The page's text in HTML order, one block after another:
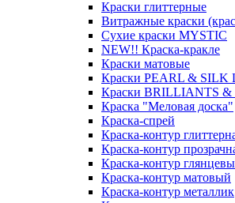
Краски глиттерные
Витражные краски
Сухие краски MYSTIC
NEW!! Краска-кракле
Краски матовые
Краски PEARL &
Краски BRILLIANTS &
Краска "Меловая доска"
Краска-спрей
Краска-контур
Краска-контур
Краска-контур
Краска-контур матовый
Краска-контур металлик